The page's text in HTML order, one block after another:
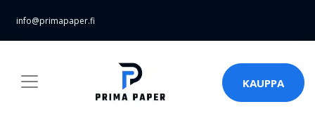
info@primapaper.fi
KAUPPA